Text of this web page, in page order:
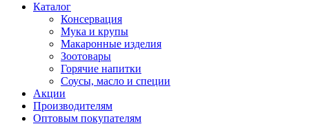
Каталог
Консервация
Мука и крупы
Макаронные изделия
Зоотовары
Горячие напитки
Соусы, масло и специи
Акции
Производителям
Оптовым покупателям